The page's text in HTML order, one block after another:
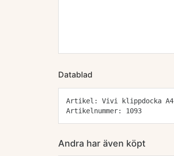
Datablad
Artikel: Vivi klippdocka A4
Artikelnummer: 1093
Andra har även köpt